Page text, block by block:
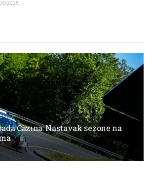
2025
Cazina: Nastavak sezone na